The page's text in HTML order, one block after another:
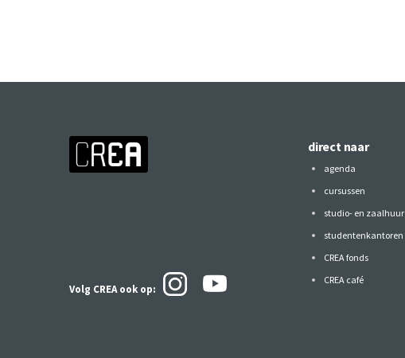
Volg CREA ook op:
direct naar
agenda
cursussen
studio- en zaalhuur
studentenkantoren
CREA fonds
CREA café